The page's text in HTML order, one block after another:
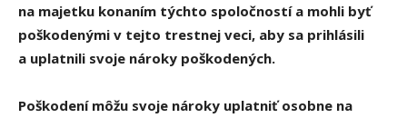
na majetku konaním týchto spoločností a mohli byť
poškodenými v tejto trestnej veci, aby sa prihlásili
a uplatnili svoje nároky poškodených.
Poškodení môžu svoje nároky uplatniť osobne na